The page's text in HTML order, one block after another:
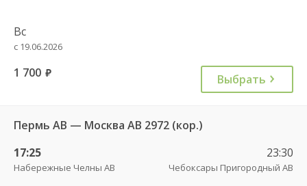
Вс
с 19.06.2026
1 700 руб. Выбрать
Пермь АВ — Москва АВ 2972 (кор.)
17:25
Набережные Челны АВ
23:30
Чебоксары Пригородный АВ